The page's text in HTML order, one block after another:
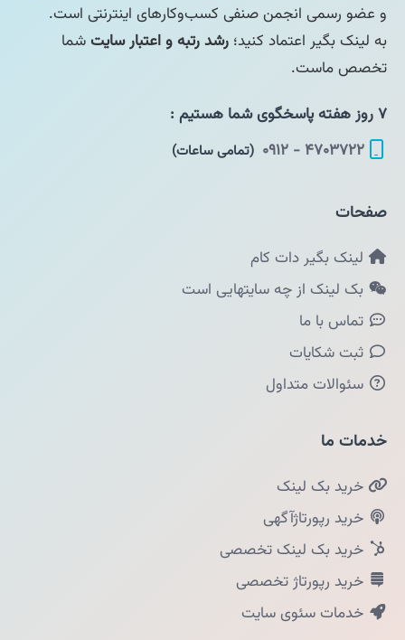
و عضو رسمی انجمن صنفی کسب‌وکارهای اینترنتی است.
به لینک بگیر اعتماد کنید؛ رشد رتبه و اعتبار سایتشما
تخصص ماست.
۷ روز هفته پاسخگوی شما هستیم :
۴۷۰۳۷۲۲ - ۰۹۱۲
(تمامی ساعات)
صفحات
لینک بگیر دات کام
بک لینک از چه سایتهایی است
تماس با ما
ثبت شکایات
سئوالات متداول
خدمات ما
خرید بک لینک
خرید رپورتاژآگهی
خرید بک لینک تخصصی
خرید رپورتاژ تخصصی
خدمات سئوی سایت